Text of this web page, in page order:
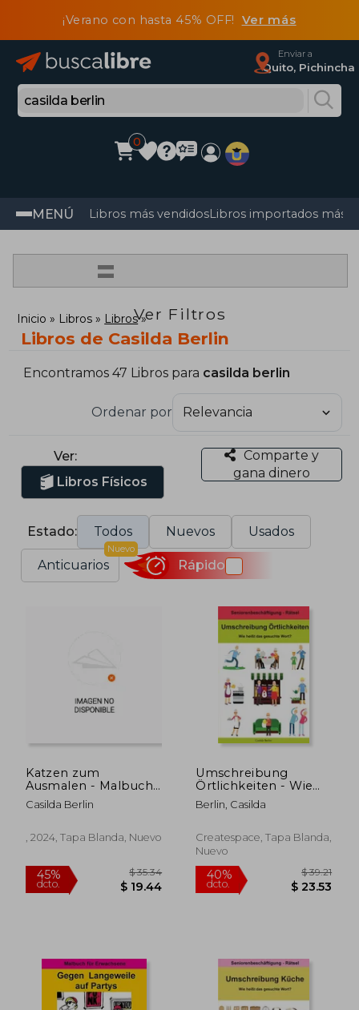
¡Verano con hasta 45% OFF! Ver más
Enviar a
Quito, Pichincha
0
MENÚ Libros más vendidosLibros importados más
=
Ver Filtros
Inicio Libros Libros
Libros de Casilda Berlin
Encontramos 47 Libros para casilda berlin
Ordenar por
Ver:
Libros Físicos
Comparte y
gana dinero
Estado: Todos Nuevos Usados
Anticuarios
Nuevo
Rápido
Katzen zum
Ausmalen - Malbuch
für Senioren (en
Alemán)
Casilda Berlin
, 2024, Tapa Blanda, Nuevo
45%
dcto.
$ 35.34
$ 19.44
Umschreibung
Örtlichkeiten - Wie
heißt das gesuchte
Wort?:
Rätsel (en Alemán)
Berlin, Casilda
Createspace, Tapa Blanda,
Nuevo
40%
dcto.